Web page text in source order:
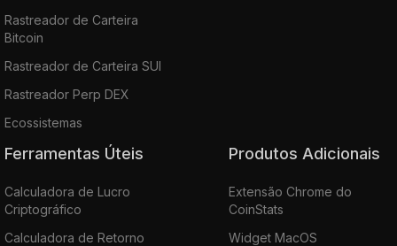
Rastreador de Carteira
Bitcoin
Rastreador de Carteira SUI
Rastreador Perp DEX
Ecossistemas
Ferramentas Úteis
Calculadora de Lucro
Criptográfico
Calculadora de Retorno
Produtos Adicionais
Extensão Chrome do
CoinStats
Widget MacOS